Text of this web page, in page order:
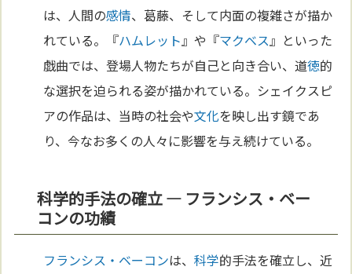
は、人間の感情、葛藤、そして内面の複雑さが描か
れている。『ハムレット』や『マクベス』といった
戯曲では、登場人物たちが自己と向き合い、道徳的
な選択を迫られる姿が描かれている。シェイクスピ
アの作品は、当時の社会や文化を映し出す鏡であ
り、今なお多くの人々に影響を与え続けている。
科学的手法の確立 — フランシス・ベー
コンの功績
フランシス・ベーコンは、科学的手法を確立し、近